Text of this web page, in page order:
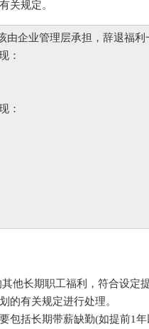
关规定。
由企业管理层承担，辞退福
：
：
长期职工福利，符合设定
的有关规定进行处理。
包括长期带薪缺勤(如提前1